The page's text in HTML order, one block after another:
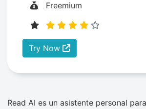
Freemium
Try Now
Read AI es un asistente personal